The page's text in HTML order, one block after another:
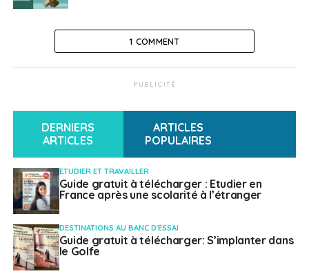
1 COMMENT
PUBLICITÉ
DERNIERS
ARTICLES
ARTICLES
POPULAIRES
ETUDIER ET TRAVAILLER
Guide gratuit à télécharger : Etudier en
France après une scolarité à l’étranger
DESTINATIONS AU BANC D'ESSAI
Guide gratuit à télécharger: S’implanter dans
le Golfe